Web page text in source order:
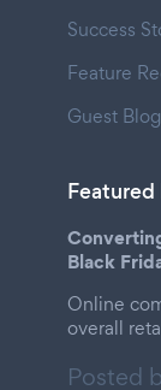
Success
Feature
Guest
Black
Online
overall
Posted